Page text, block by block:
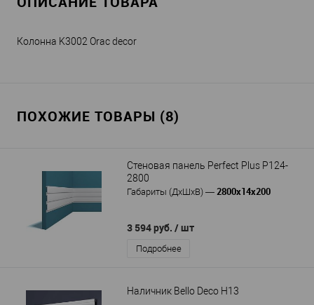
Колонна K3002 Orac decor
ПОХОЖИЕ ТОВАРЫ (8)
Стеновая панель Perfect Plus P124-
2800
Габариты (ДхШхВ) — 2800x14x200
3 594 руб. / шт
Подробнее
Наличник Bello Deco Н13